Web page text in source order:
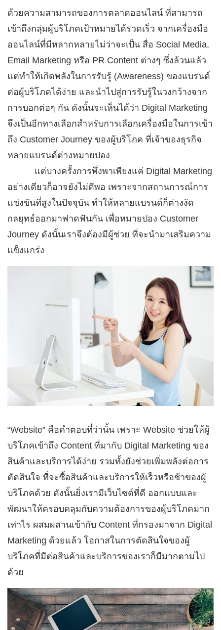
ด้วยความสามารถของการตลาดออนไลน์ ที่สามารถ
เข้าถึงกลุ่มผู้บริโภคเป้าหมายได้รวดเร็ว จากเครื่องมือ
ออนไลน์ที่มีหลากหลายไม่ว่าจะเป็น สื่อ Social Media,
Email Marketing หรือ PR Content ต่างๆ ซึ่งล้วนแล้ว
แต่ทำให้เกิดพลังในการรับรู้ (Awareness) ของแบรนด์
ต่อผู้บริโภคได้ง่าย และนำไปสู่การรับรู้ในวงกว้างจาก
การบอกต่อๆ กัน ดังนั้นจะเห็นได้ว่า Digital Marketing
จึงเป็นอีกทางเลือกสำหรับการเลือกเครื่องมือในการเข้า
ถึง Customer Journey ของผู้บริโภค ที่เจ้าของธุรกิจ
หลายแบรนด์ต่างหมายปอง
แต่บางครั้งการพึ่งพาเพียงแค่ Digital Marketing
อย่างเดียวก็อาจยังไม่ดีพอ เพราะจากสถานการณ์การ
แข่งขันที่สูงในปัจจุบัน ทำให้หลายแบรนด์ก็ต่างงัด
กลยุทธ์ออกมาฟาดฟันกัน เพื่อหมายปอง Customer
Journey ดังนั้นเราจึงต้องมีผู้ช่วย ที่จะนำมาเสริมความ
แข็งแกร่ง
“Website” คือคำตอบที่ว่านั้น เพราะ Website ช่วยให้ผู้
บริโภคเข้าถึง Content ที่มากับ Digital Marketing ของ
สินค้าและบริการได้ง่าย รวมทั้งยังช่วยเพิ่มพลังต่อการ
ตัดสินใจ ที่จะซื้อสินค้าและบริการให้เร็วหรือช้าของผู้
บริโภคด้วย ดังนั้นยิ่งเรามีเว็บไซต์ที่ดี ออกแบบและ
พัฒนาให้ครอบคลุมกับความต้องการของผู้บริโภคมาก
เท่าไร ผสมผสานเข้ากับ Content ที่กรองมาจาก Digital
Marketing ด้วยแล้ว โอกาสในการตัดสินใจของผู้
บริโภคที่มีต่อสินค้าและบริการของเราก็มีมากตามไป
ด้วย